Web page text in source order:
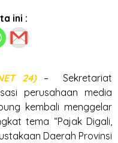
ini :
24)– Sekretariat
perusahaan media
kembali menggelar
tema “Pajak Digali,
Daerah Provinsi